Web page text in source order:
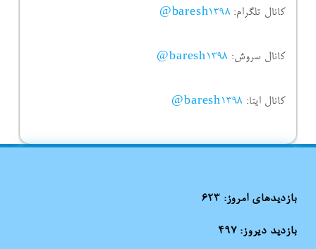
کانال تلگرام: baresh1398@
کانال سروش: baresh1398@
کانال ایتا: baresh1398@
بازدیدهای امروز:623
بازدید دیروز:497